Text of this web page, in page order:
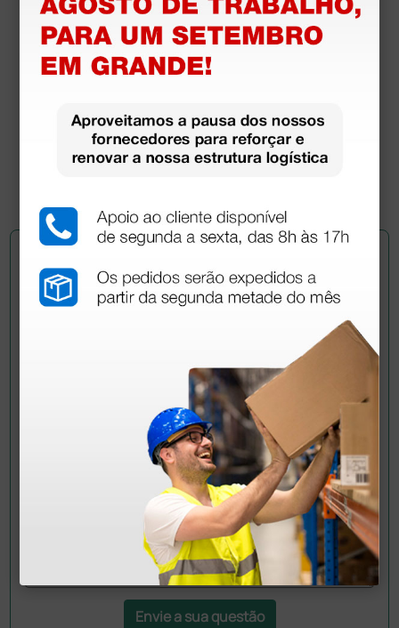
Socas brancas sem orifícios - 35
21,76 €25,60 €
(Preço sem IVA)
Ainda tem dúvidas?Necessita de mais
esclarecimentos? Envie agora a sua questão aos
colegas que já adquiriram este produto.
Envie a sua questão